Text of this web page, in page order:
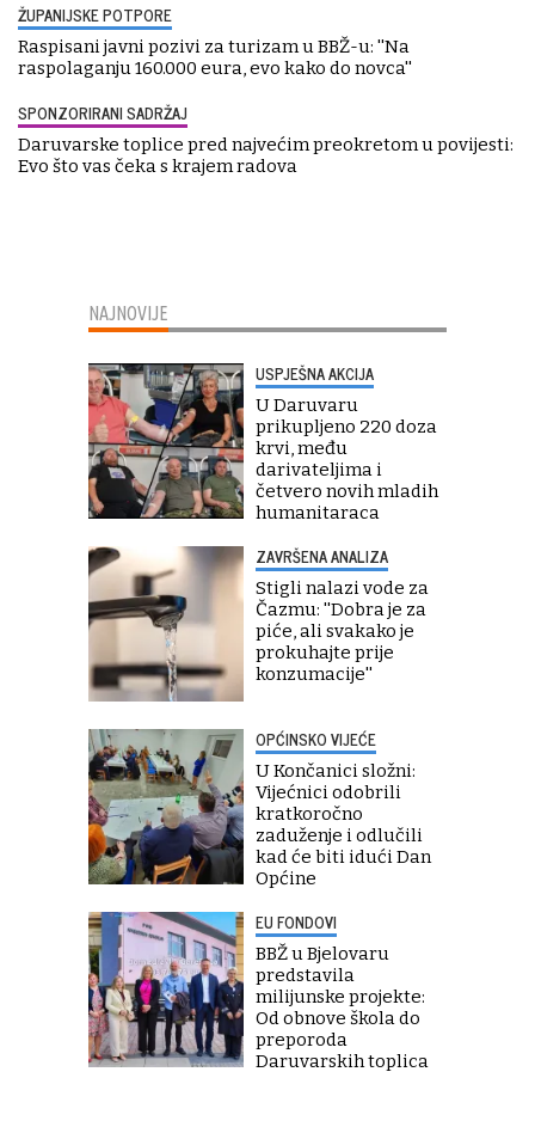
ŽUPANIJSKE POTPORE
Raspisani javni pozivi za turizam u BBŽ-u: ''Na
raspolaganju 160.000 eura, evo kako do novca''
SPONZORIRANI SADRŽAJ
Daruvarske toplice pred najvećim preokretom u povijesti:
Evo što vas čeka s krajem radova
NAJNOVIJE
USPJEŠNA AKCIJA
U Daruvaru
prikupljeno 220 doza
krvi, među
darivateljima i
četvero novih mladih
humanitaraca
ZAVRŠENA ANALIZA
Stigli nalazi vode za
Čazmu: ''Dobra je za
piće, ali svakako je
prokuhajte prije
konzumacije''
OPĆINSKO VIJEĆE
U Končanici složni:
Vijećnici odobrili
kratkoročno
zaduženje i odlučili
kad će biti idući Dan
Općine
EU FONDOVI
BBŽ u Bjelovaru
predstavila
milijunske projekte:
Od obnove škola do
preporoda
Daruvarskih toplica